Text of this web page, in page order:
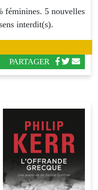
féminines. 5 nouvelles
interdit(s).
PARTAGER